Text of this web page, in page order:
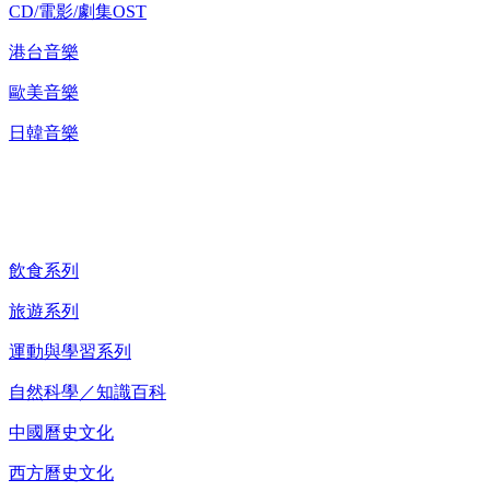
CD/電影/劇集OST
港台音樂
歐美音樂
日韓音樂
飲食系列
旅遊系列
運動與學習系列
自然科學／知識百科
中國曆史文化
西方曆史文化